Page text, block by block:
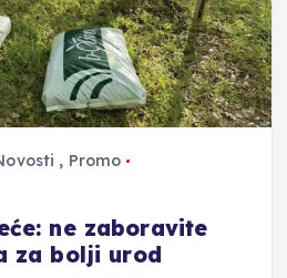
, Promo
ne zaboravite
za bolji urod